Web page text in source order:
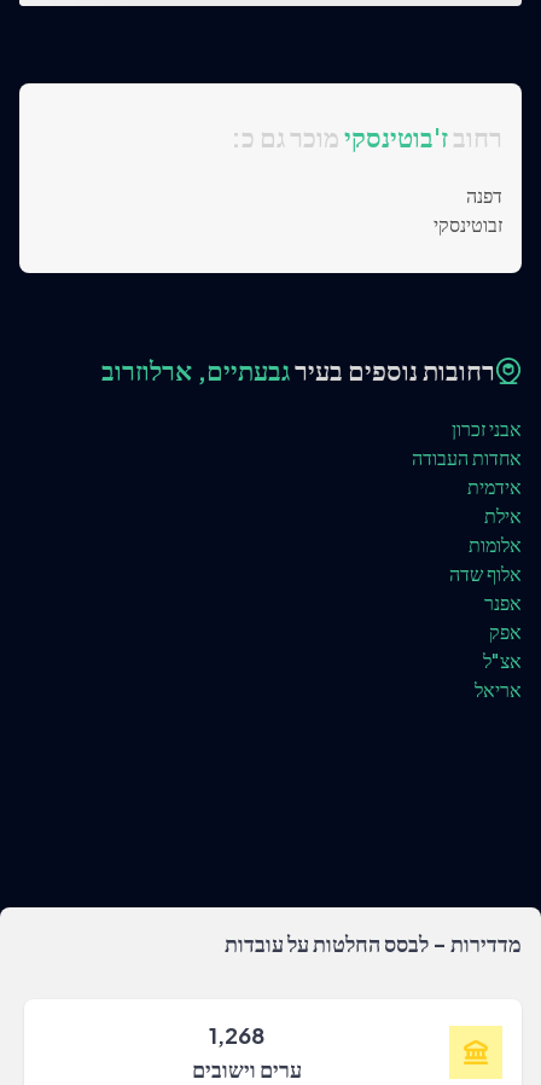
:רחובז'בוטינסקימוכר גם כ
דפנה
זבוטינסקי
רחובות נוספים בעירגבעתיים, ארלוזרוב
אבני זכרון
אחדות העבודה
אידמית
אילת
אלומות
אלוף שדה
אפנר
אפק
אצ"ל
אריאל
מדדירות - לבסס החלטות על עובדות
1,268
ערים וישובים